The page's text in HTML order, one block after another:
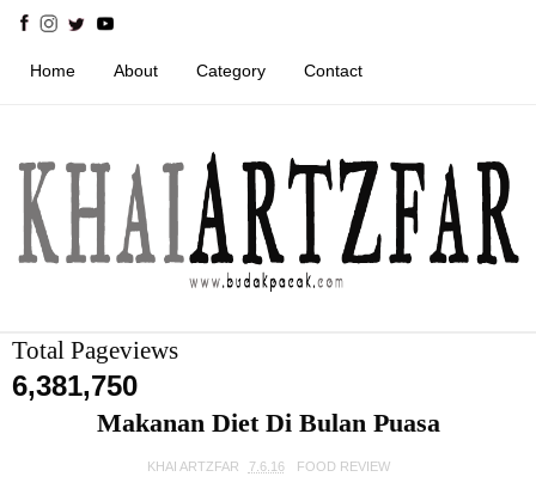
Home About Category Contact
Total Pageviews
6,381,750
Makanan Diet Di Bulan Puasa
KHAI ARTZFAR 7.6.16 FOOD REVIEW